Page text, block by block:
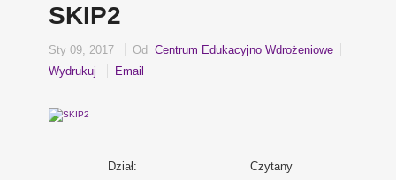
SKIP2
Sty 09, 2017 OdCentrum Edukacyjno Wdrożeniowe
Wydrukuj
Email
Dział: Czytany